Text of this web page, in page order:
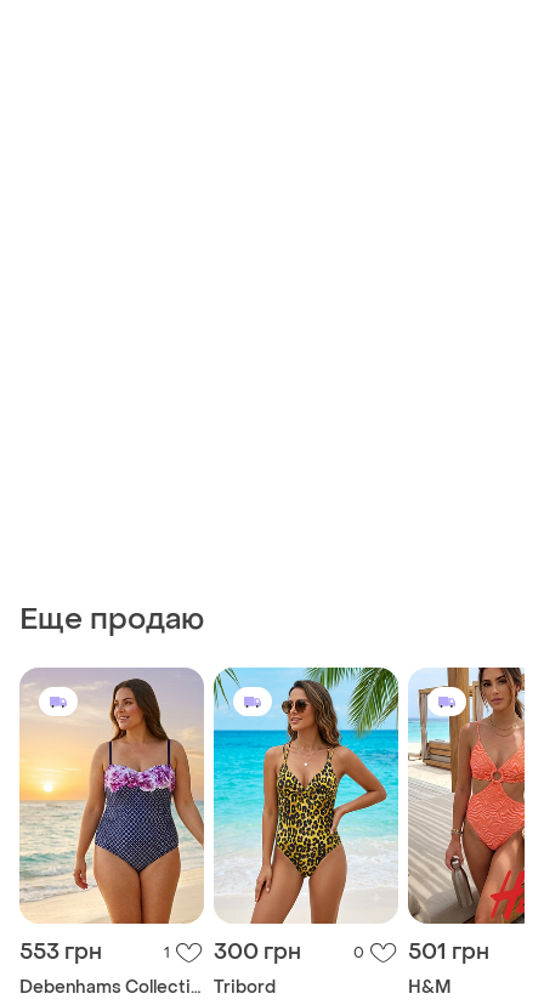
Еще продаю
553 грн 1
Debenhams Collection
300 грн 0
Tribord
501 грн
H&M